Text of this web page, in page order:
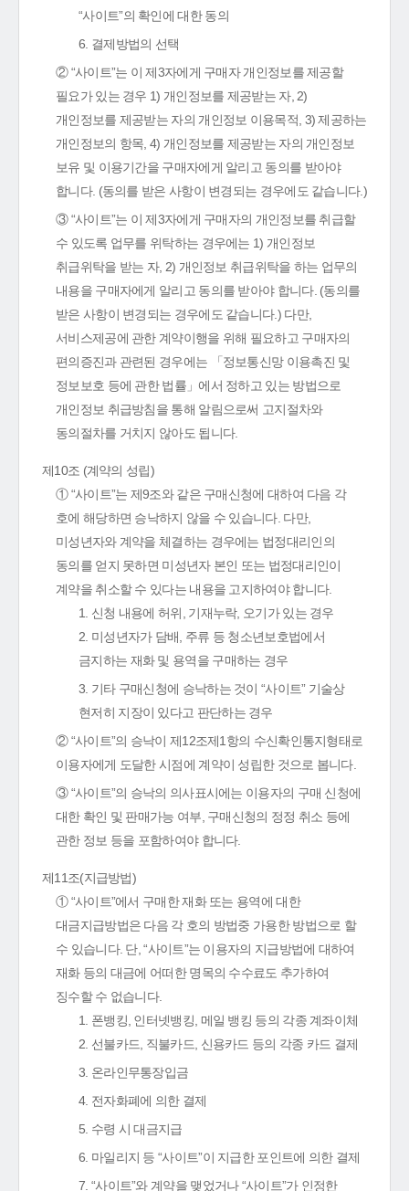
“사이트”의 확인에 대한 동의
6. 결제방법의 선택
② “사이트”는 이 제3자에게 구매자 개인정보를 제공할
필요가 있는 경우 1) 개인정보를 제공받는 자, 2)
개인정보를 제공받는 자의 개인정보 이용목적, 3) 제공하는
개인정보의 항목, 4) 개인정보를 제공받는 자의 개인정보
보유 및 이용기간을 구매자에게 알리고 동의를 받아야
합니다. (동의를 받은 사항이 변경되는 경우에도 같습니다.)
③ “사이트”는 이 제3자에게 구매자의 개인정보를 취급할
수 있도록 업무를 위탁하는 경우에는 1) 개인정보
취급위탁을 받는 자, 2) 개인정보 취급위탁을 하는 업무의
내용을 구매자에게 알리고 동의를 받아야 합니다. (동의를
받은 사항이 변경되는 경우에도 같습니다.) 다만,
서비스제공에 관한 계약이행을 위해 필요하고 구매자의
편의증진과 관련된 경우에는 「정보통신망 이용촉진 및
정보보호 등에 관한 법률」에서 정하고 있는 방법으로
개인정보 취급방침을 통해 알림으로써 고지절차와
동의절차를 거치지 않아도 됩니다.
제10조 (계약의 성립)
① “사이트”는 제9조와 같은 구매신청에 대하여 다음 각
호에 해당하면 승낙하지 않을 수 있습니다. 다만,
미성년자와 계약을 체결하는 경우에는 법정대리인의
동의를 얻지 못하면 미성년자 본인 또는 법정대리인이
계약을 취소할 수 있다는 내용을 고지하여야 합니다.
1. 신청 내용에 허위, 기재누락, 오기가 있는 경우
2. 미성년자가 담배, 주류 등 청소년보호법에서
금지하는 재화 및 용역을 구매하는 경우
3. 기타 구매신청에 승낙하는 것이 “사이트” 기술상
현저히 지장이 있다고 판단하는 경우
② “사이트”의 승낙이 제12조제1항의 수신확인통지형태로
이용자에게 도달한 시점에 계약이 성립한 것으로 봅니다.
③ “사이트”의 승낙의 의사표시에는 이용자의 구매 신청에
대한 확인 및 판매가능 여부, 구매신청의 정정 취소 등에
관한 정보 등을 포함하여야 합니다.
제11조(지급방법)
① “사이트”에서 구매한 재화 또는 용역에 대한
대금지급방법은 다음 각 호의 방법중 가용한 방법으로 할
수 있습니다. 단, “사이트”는 이용자의 지급방법에 대하여
재화 등의 대금에 어떠한 명목의 수수료도 추가하여
징수할 수 없습니다.
1. 폰뱅킹, 인터넷뱅킹, 메일 뱅킹 등의 각종 계좌이체
2. 선불카드, 직불카드, 신용카드 등의 각종 카드 결제
3. 온라인무통장입금
4. 전자화폐에 의한 결제
5. 수령 시 대금지급
6. 마일리지 등 “사이트”이 지급한 포인트에 의한 결제
7. “사이트”와 계약을 맺었거나 “사이트”가 인정한